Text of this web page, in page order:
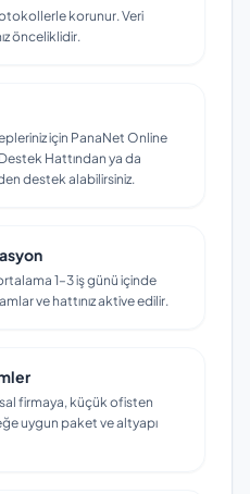
korunur. Veri
önceliklidir.
için PanaNet Online
Hattından ya da
destek alabilirsiniz.
1–3 iş günü içinde
ve hattınız aktive edilir.
firmaya, küçük ofisten
uygun paket ve altyapı